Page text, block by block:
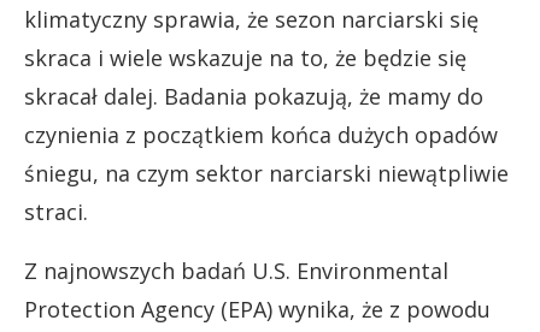
klimatyczny sprawia, że sezon narciarski się
skraca i wiele wskazuje na to, że będzie się
skracał dalej. Badania pokazują, że mamy do
czynienia z początkiem końca dużych opadów
śniegu, na czym sektor narciarski niewątpliwie
straci.
Z najnowszych badań U.S. Environmental
Protection Agency (EPA) wynika, że z powodu